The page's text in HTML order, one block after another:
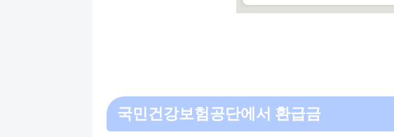
국민건강보험공단에서 환급금